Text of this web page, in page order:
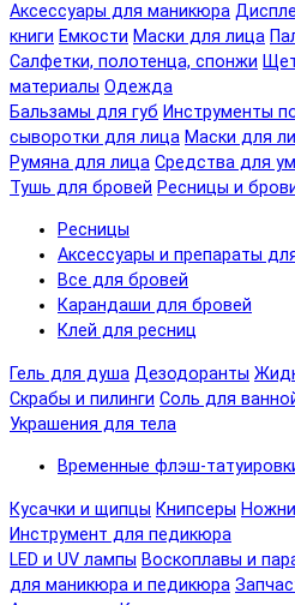
Аксессуары для маникюра
книги Емкости Маски для лица
Салфетки, полотенца, спонжи
материалы Одежда
Бальзамы для губ Инструменты
сыворотки для лица Маски для
Румяна для лица Средства для
Тушь для бровей Ресницы и
Ресницы
Аксессуары и препараты
Все для бровей
Карандаши для бровей
Клей для ресниц
Гель для душа Дезодоранты
Скрабы и пилинги Соль для
Украшения для тела
Временные флэш-
Кусачки и щипцы Книпсеры
Инструмент для педикюра
LED и UV лампы Воскоплавы и
для маникюра и педикюра